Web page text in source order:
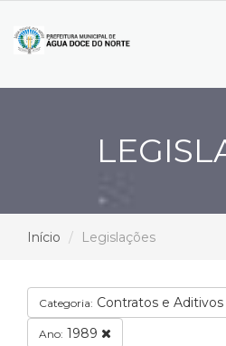
Início Legislações
Categoria: Contratos e Aditivos
Ano: 1989